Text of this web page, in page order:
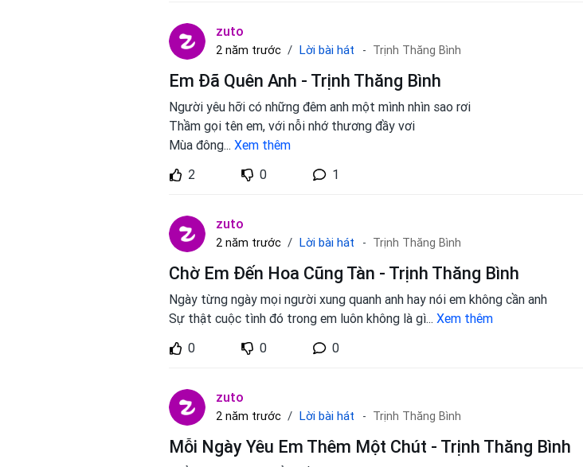
zuto
2 năm trước Lời bài hát Trịnh Thăng Bình
Em Đã Quên Anh - Trịnh Thăng Bình
Người yêu hỡi có những đêm anh một mình nhìn sao rơi
Thầm gọi tên em, với nỗi nhớ thương đầy vơi
Mùa đông... Xem thêm
2
0 1
zuto
2 năm trước Lời bài hát Trịnh Thăng Bình
Chờ Em Đến Hoa Cũng Tàn - Trịnh Thăng Bình
Ngày từng ngày mọi người xung quanh anh hay nói em không cần anh
Sự thật cuộc tình đó trong em luôn không là gì... Xem thêm
0
0 0
zuto
2 năm trước Lời bài hát Trịnh Thăng Bình
Mỗi Ngày Yêu Em Thêm Một Chút - Trịnh Thăng Bình